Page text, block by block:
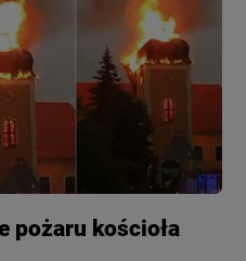
pożaru kościoła